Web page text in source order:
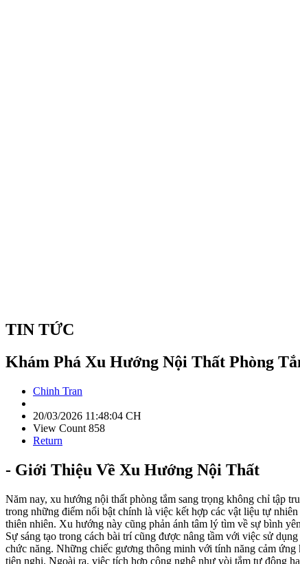
TIN TỨC
Khám Phá Xu Hướng Nội Thất Phòng
Chinh Tran
20/03/2026 11:48:04 CH
View Count 858
Return
- Giới Thiệu Về Xu Hướng Nội Thất
Năm nay, xu hướng nội thất phòng tắm sang trọng không chỉ tập
trong những điểm nổi bật chính là việc kết hợp các vật liệu tự
thiên nhiên. Xu hướng này cũng phản ánh tâm lý tìm về sự bình
Sự sáng tạo trong cách bài trí cũng được nâng tầm với việc sử
chức năng. Những chiếc gương thông minh với tính năng cảm
tiện nghi. Ngoài ra, việc tích hợp công nghệ như vòi tắm tự động